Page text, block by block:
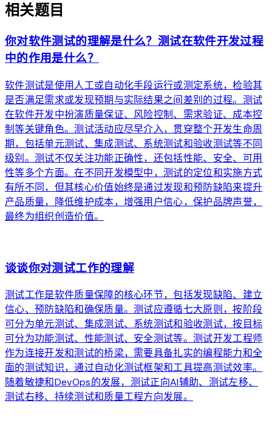
相关题目
你对软件测试的理解是什么？测试在软件开发过程
中的作用是什么？
软件测试是使用人工或自动化手段运行或测定系统，检验其
是否满足需求或发现预期与实际结果之间差别的过程。测试
在软件开发中扮演质量保证、风险控制、需求验证、成本控
制等关键角色。测试活动应尽早介入，贯穿整个开发生命周
期，包括单元测试、集成测试、系统测试和验收测试等不同
级别。测试不仅关注功能正确性，还包括性能、安全、可用
性等多个方面。在不同开发模型中，测试的定位和实施方式
有所不同，但其核心价值始终是通过发现和预防缺陷来提升
产品质量，降低维护成本，增强用户信心，保护品牌声誉，
最终为组织创造价值。
谈谈你对测试工作的理解
测试工作是软件质量保障的核心环节，包括发现缺陷、建立
信心、预防缺陷和确保质量。测试应遵循七大原则，按阶段
可分为单元测试、集成测试、系统测试和验收测试，按目标
可分为功能测试、性能测试、安全测试等。测试开发工程师
作为连接开发和测试的桥梁，需要具备扎实的编程能力和全
面的测试知识，通过自动化测试框架和工具提高测试效率。
随着敏捷和DevOps的发展，测试正向AI辅助、测试左移、
测试右移、持续测试和质量工程方向发展。